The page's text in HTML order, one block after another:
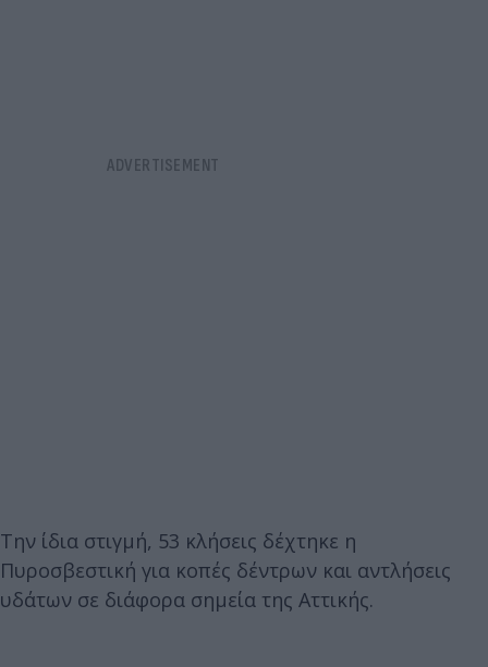
Την ίδια στιγμή, 53 κλήσεις δέχτηκε η
Πυροσβεστική για κοπές δέντρων και αντλήσεις
υδάτων σε διάφορα σημεία της Αττικής.